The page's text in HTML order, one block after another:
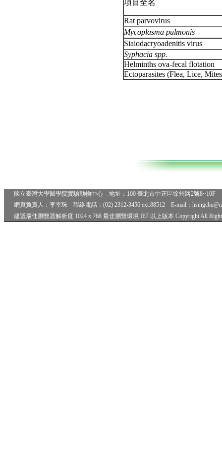
項目全名
Rat parvovirus
Mycoplasma pulmonis
Sialodacryoadenitis virus
Syphacia spp.
Helminths ova-fecal flotation
Ectoparasites (Flea, Lice,
國立臺灣大學醫學院實驗動物中心 地址：100 臺北市中正區徐州路2號8~10F
網頁負責人：李幸珠 聯絡電話：(02) 2312-3456 ext.88512 E-mail：
建議最佳瀏覽器解析度 1024 x 768 最佳瀏覽環境 IE7 以上版本 Copyright All